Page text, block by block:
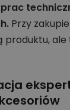
Przy
produktu,